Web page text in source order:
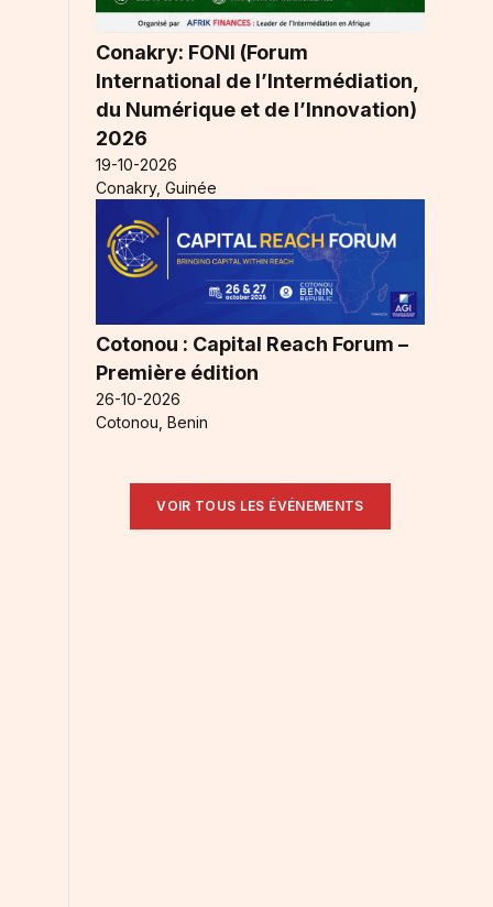
Conakry: FONI (Forum
International de l’Intermédiation,
du Numérique et de l’Innovation)
2026
19-10-2026
Conakry, Guinée
Cotonou : Capital Reach Forum –
Première édition
26-10-2026
Cotonou, Benin
VOIR TOUS LES ÉVÉNEMENTS